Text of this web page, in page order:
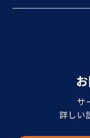
サ
詳しい